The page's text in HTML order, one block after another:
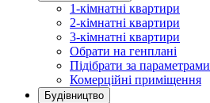
1-кімнатні квартири
2-кімнатні квартири
3-кімнатні квартири
Обрати на генплані
Підібрати за параметрами
Комерційні приміщення
Будівництво